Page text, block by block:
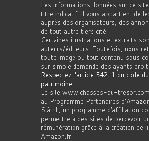
Les informations données sur ce
titre indicatif. Il vous appartient de
auprès des organisateurs, des
de tout autre tiers cité.
Certaines illustrations et extraits
auteurs/éditeurs. Toutefois, nous
toute image ou tout contenu sous
sur simple demande des ayants
Respectez l'article 542-1 du code du
patrimoine.
Le site www.chasses-au-
au Programme Partenaires
S.à r.l., un programme d’affiliation
permettre à des sites de percevoir
rémunération grâce à la création de
Amazon.fr